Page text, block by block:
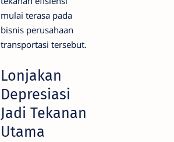
mulai terasa pada
bisnis perusahaan
transportasi tersebut.
Lonjakan
Depresiasi
Jadi Tekanan
Utama